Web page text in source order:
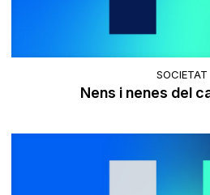
SOCIETAT
Nens i nenes del